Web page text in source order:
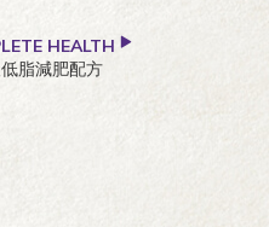
HEALTH
脂減肥配方